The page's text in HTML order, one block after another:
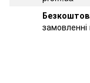
замовленні